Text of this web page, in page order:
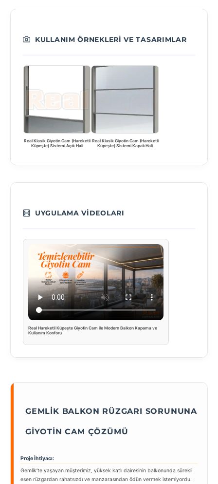
KULLANIM ÖRNEKLERI VE TASARIMLAR
Real Klasik Giyotin Cam (Hareketli
Küpeşte) Sistemi Açık Hali
Real Klasik Giyotin Cam (Hareketli
Küpeşte) Sistemi Kapalı Hali
UYGULAMA VIDEOLARI
Real Hareketli Küpeşte Giyotin Cam ile Modern Balkon Kapama ve
Kullanım Konforu
GEMLIK BALKON RÜZGARI SORUNUNA
GIYOTIN CAM ÇÖZÜMÜ
Proje İhtiyacı:
Gemlik’te yaşayan müşterimiz, yüksek katlı dairesinin balkonunda sürekli
esen rüzgardan rahatsızdı ve manzarasından ödün vermek istemiyordu.